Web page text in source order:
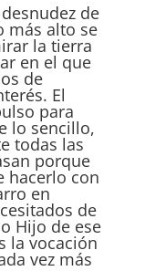
de
más alto se
la tierra
en el que
de
El
para
lo sencillo,
todas las
porque
hacerlo con
en
de
Hijo de ese
la vocación
vez más